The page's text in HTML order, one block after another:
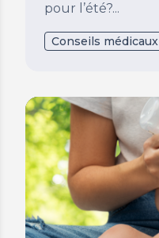
pour l’été?...
Conseils médicaux